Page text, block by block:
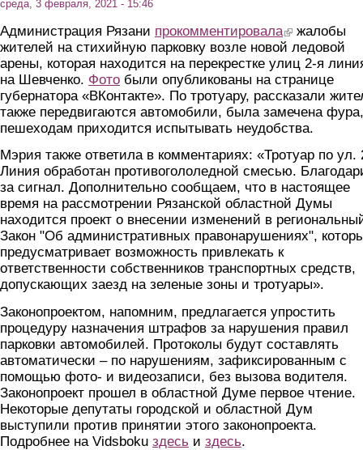
среда, 3 февраля, 2021 - 15:46
Администрация Рязани прокомментировала(link is external)
жалобы
жителей на стихийную парковку возле новой ледовой
арены, которая находится на перекрестке улиц 2-я
на Шевченко. Фото были опубликованы на странице
губернатора «ВКонтакте». По тротуару, рассказали
также передвигаются автомобили, была замечена
пешеходам приходится испытывать неудобства.
Мэрия также ответила в комментариях: «Тротуар по ул.
Линия обработан противогололедной смесью.
за сигнал. Дополнительно сообщаем, что в настоящее
время на рассмотрении Рязанской областной Думы
находится проект о внесении изменений в
Закон "Об административных правонарушениях",
предусматривает возможность привлекать к
ответственности собственников транспортных средств,
допускающих заезд на зеленые зоны и тротуары».
Законопроектом, напомним, предлагается упростить
процедуру назначения штрафов за нарушения правил
парковки автомобилей. Протоколы будут составлять
автоматически – по нарушениям, зафиксированным с
помощью фото- и видеозаписи, без вызова водителя.
Законопроект прошел в областной Думе первое чтение.
Некоторые депутаты городской и областной Дум
выступили против принятии этого законопроекта.
Подробнее на Vidsboku здесь и здесь.